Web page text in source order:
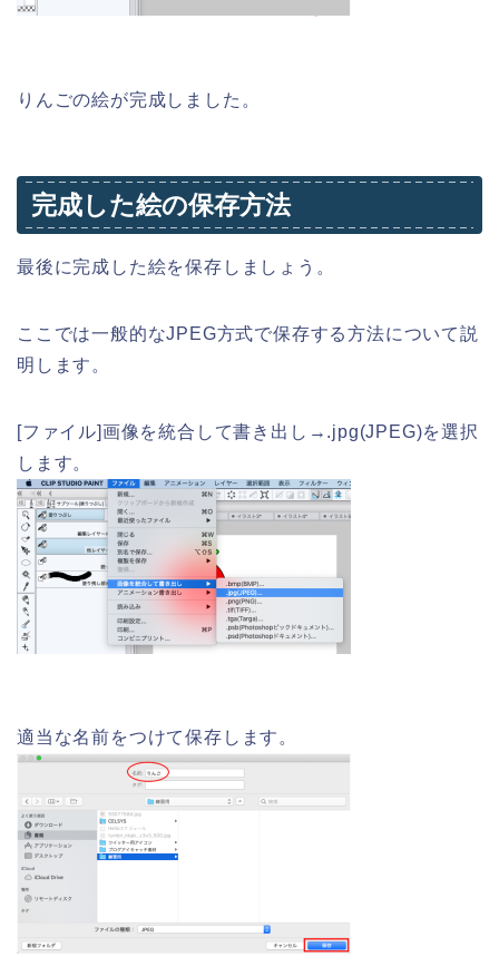
りんごの絵が完成しました。
完成した絵の保存方法
最後に完成した絵を保存しましょう。
ここでは一般的なJPEG方式で保存する方法について説
明します。
[ファイル]画像を統合して書き出し→.jpg(JPEG)を選択
します。
適当な名前をつけて保存します。